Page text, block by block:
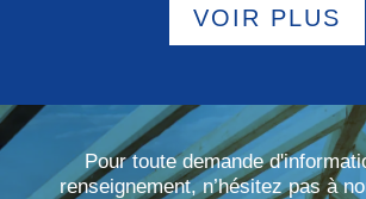
VOIR PLUS
Pour toute demande
renseignement, n’hésitez pas à